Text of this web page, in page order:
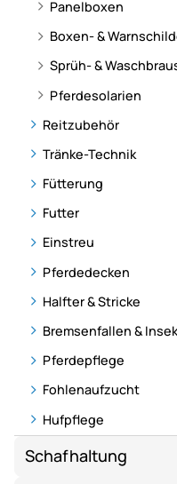
Panelboxen
Boxen- &
Sprüh- &
Pferdesolarien
Reitzubehör
Tränke-Technik
Fütterung
Futter
Einstreu
Pferdedecken
Halfter & Stricke
Bremsenfallen &
Pferdepflege
Fohlenaufzucht
Hufpflege
Schafhaltung